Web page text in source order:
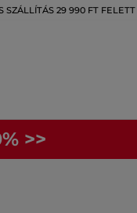
SZÁLLÍTÁS 29 990 FT FELETT
>>